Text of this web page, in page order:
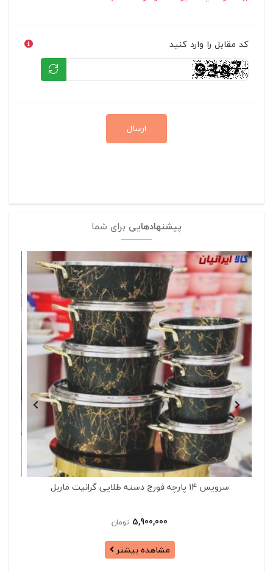
کد مقابل را وارد کنید
ارسال
پیشنهادهایی برای شما
سرویس 14 پارچه فورج دسته طلایی گرانیت ماربل
5,900,000 تومان
مشاهده بیشتر